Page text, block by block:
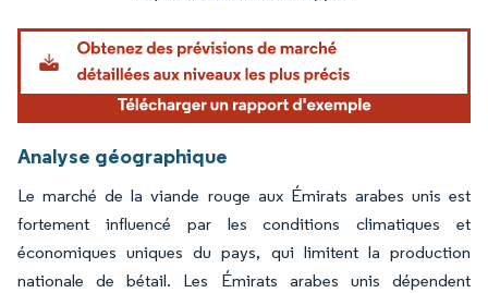
Analyse géographique
Le marché de la viande rouge aux Émirats arabes unis est
fortement influencé par les conditions climatiques et
économiques uniques du pays, qui limitent la production
nationale de bétail. Les Émirats arabes unis dépendent